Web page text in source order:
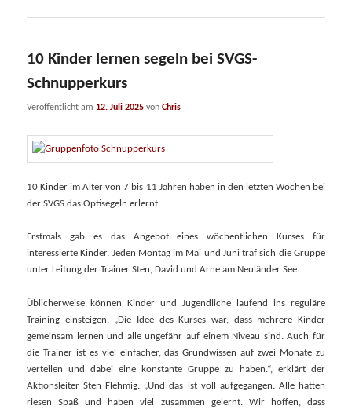
10 Kinder lernen segeln bei SVGS-
Schnupperkurs
Veröffentlicht am 12. Juli 2025 vonChris
10 Kinder im Alter von 7 bis 11 Jahren haben in den letzten Wochen bei
der SVGS das Optisegeln erlernt.
Erstmals gab es das Angebot eines wöchentlichen Kurses für
interessierte Kinder. Jeden Montag im Mai und Juni traf sich die Gruppe
unter Leitung der Trainer Sten, David und Arne am Neuländer See.
Üblicherweise können Kinder und Jugendliche laufend ins reguläre
Training einsteigen. „Die Idee des Kurses war, dass mehrere Kinder
gemeinsam lernen und alle ungefähr auf einem Niveau sind. Auch für
die Trainer ist es viel einfacher, das Grundwissen auf zwei Monate zu
verteilen und dabei eine konstante Gruppe zu haben.“, erklärt der
Aktionsleiter Sten Flehmig. „Und das ist voll aufgegangen. Alle hatten
riesen Spaß und haben viel zusammen gelernt. Wir hoffen, dass